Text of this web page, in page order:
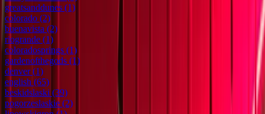
greatsanddunes (1)
colorado (2)
buenavista (2)
riogrande (1)
coloradosprings (1)
gardenofthegods (1)
denver(1)
english (65)
beskidslaski (39)
pogorzeslaskie (2)